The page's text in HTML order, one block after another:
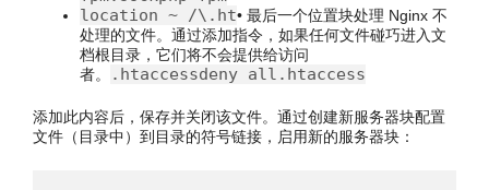
location~ /\.ht• 最后一个位置块处理 Nginx 不
处理的文件。通过添加指令，如果任何文件碰巧进入文
档根目录，它们将不会提供给访问
者。
. htaccessdeny all . htaccess
添加此内容后，保存并关闭该文件。通过创建新服务器块配置
文件（目录中）到目录的符号链接，启用新的服务器块：